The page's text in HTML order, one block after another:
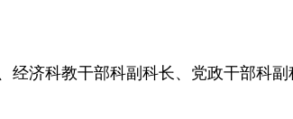
经济科教干部科副科长、党政干部科副